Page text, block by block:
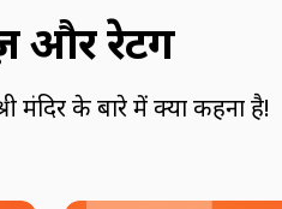
और रेटिंग
मंदिर के बारे में क्या कहना है!